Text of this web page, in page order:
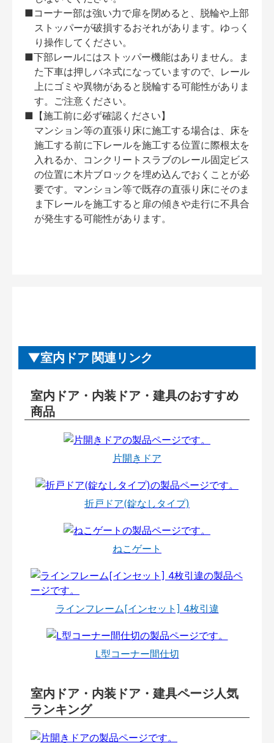
■コーナー部は強い力で扉を閉めると、脱輪や上部
ストッパーが破損するおそれがあります。ゆっく
り操作してください。
■下部レールにはストッパー機能はありません。ま
た下車は押しバネ式になっていますので、レール
上にゴミや異物があると脱輪する可能性がありま
す。ご注意ください。
■【施工前に必ず確認ください】
マンション等の直張り床に施工する場合は、床を
施工する前に下レールを施工する位置に際根太を
入れるか、コンクリートスラブのレール固定ビス
の位置に木片ブロックを埋め込んでおくことが必
要です。マンション等で既存の直張り床にそのま
ま下レールを施工すると扉の傾きや走行に不具合
が発生する可能性があります。
室内ドア 関連リンク
室内ドア・内装ドア・建具のおすすめ
商品
片開きドア
折戸ドア(錠なしタイプ)
ねこゲート
ラインフレーム[インセット] 4枚引違
L型コーナー間仕切
室内ドア・内装ドア・建具ページ人気
ランキング